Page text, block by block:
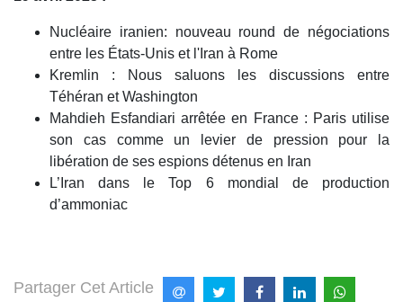
Nucléaire iranien: nouveau round de négociations
entre les États-Unis et l'Iran à Rome
Kremlin : Nous saluons les discussions entre
Téhéran et Washington
Mahdieh Esfandiari arrêtée en France : Paris utilise
son cas comme un levier de pression pour la
libération de ses espions détenus en Iran
L’Iran dans le Top 6 mondial de production
d’ammoniac
Partager Cet Article